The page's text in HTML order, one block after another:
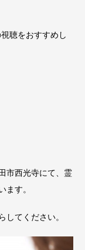
聴をおすすめし
市西光寺にて、霊
す。
てください。